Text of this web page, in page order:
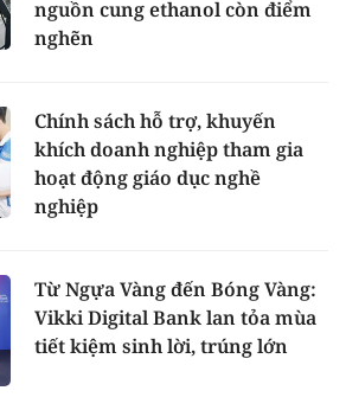
nguồn cung ethanol còn điểm
nghẽn
Chính sách hỗ trợ, khuyến
khích doanh nghiệp tham gia
hoạt động giáo dục nghề
nghiệp
Từ Ngựa Vàng đến Bóng Vàng:
Vikki Digital Bank lan tỏa mùa
tiết kiệm sinh lời, trúng lớn